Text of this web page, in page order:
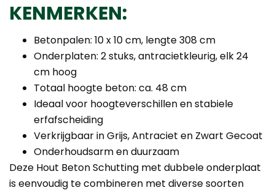
KENMERKEN:
Betonpalen: 10 x 10 cm, lengte 308 cm
Onderplaten: 2 stuks, antracietkleurig, elk 24
cm hoog
Totaal hoogte beton: ca. 48 cm
Ideaal voor hoogteverschillen en stabiele
erfafscheiding
Verkrijgbaar in Grijs, Antraciet en Zwart Gecoat
Onderhoudsarm en duurzaam
Deze Hout Beton Schutting met dubbele onderplaat
is eenvoudig te combineren met diverse soorten